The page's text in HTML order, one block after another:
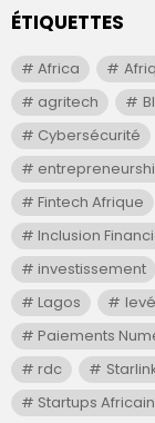
ÉTIQUETTES
Africa
agritech
Cybersécurité
Fintech Afrique
Inclusion
investissement
Lagos
Paiements
rdc
Startups